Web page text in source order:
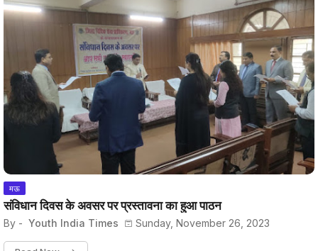
मऊ
संविधान दिवस के अवसर पर प्रस्तावना का हुआ पाठन
By - Youth India Times Sunday, November 26, 2023